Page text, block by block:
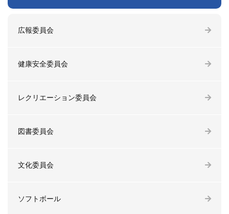
広報委員会
健康安全委員会
レクリエーション委員会
図書委員会
文化委員会
ソフトボール